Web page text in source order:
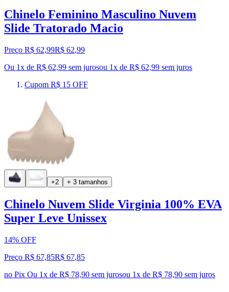
Chinelo Feminino Masculino Nuvem
Slide Tratorado Macio
Preço R$ 62,99R$ 62,99
Ou 1x de R$ 62,99 sem jurosou 1x de R$ 62,99 sem juros
Cupom R$ 15 OFF
+2 + 3 tamanhos
Chinelo Nuvem Slide Virginia 100% EVA
Super Leve Unissex
14% OFF
Preço R$ 67,85R$ 67,85
no Pix Ou 1x de R$ 78,90 sem jurosou 1x de R$ 78,90 sem juros